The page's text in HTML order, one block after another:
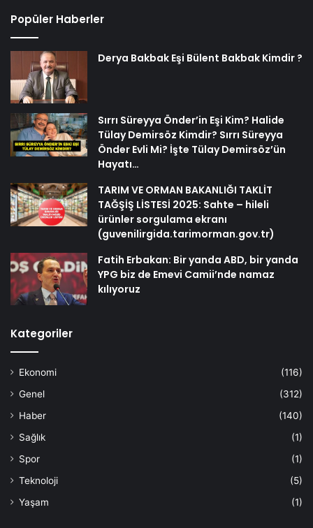
Popüler Haberler
Derya Bakbak Eşi Bülent Bakbak Kimdir ?
Sırrı Süreyya Önder’in Eşi Kim? Halide
Tülay Demirsöz Kimdir? Sırrı Süreyya
Önder Evli Mi? İşte Tülay Demirsöz’ün
Hayatı…
TARIM VE ORMAN BAKANLIĞI TAKLİT
TAĞŞİŞ LİSTESİ 2025: Sahte – hileli
ürünler sorgulama ekranı
(guvenilirgida.tarimorman.gov.tr)
Fatih Erbakan: Bir yanda ABD, bir yanda
YPG biz de Emevi Camii’nde namaz
kılıyoruz
Kategoriler
Ekonomi
(116)
Genel
(312)
Haber
(140)
Sağlık
(1)
Spor
(1)
Teknoloji
(5)
Yaşam
(1)